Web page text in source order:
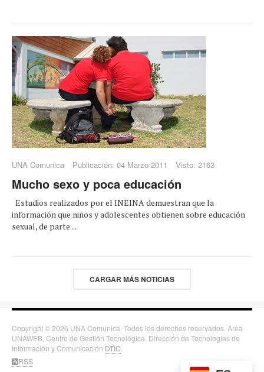
UNA Comunica Publicación: 04 Marzo 2011 Visto: 2163
Mucho sexo y poca educación
Estudios realizados por el INEINA demuestran que la
información que niños y adolescentes obtienen sobre educación
sexual, de parte ...
CARGAR MÁS NOTICIAS
Copyright © 2026 UNA Comunica. Todos los derechos reservados. Área
UNAWEB, Centro de Gestión Tecnológica, Dirección de Tecnologías de
Información y Comunicación DTIC
RSS